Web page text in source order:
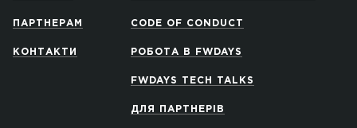
ПАРТНЕРАМ
КОНТАКТИ
CODE OF CONDUCT
РОБОТА В FWDAYS
FWDAYS TECH TALKS
ДЛЯ ПАРТНЕРІВ